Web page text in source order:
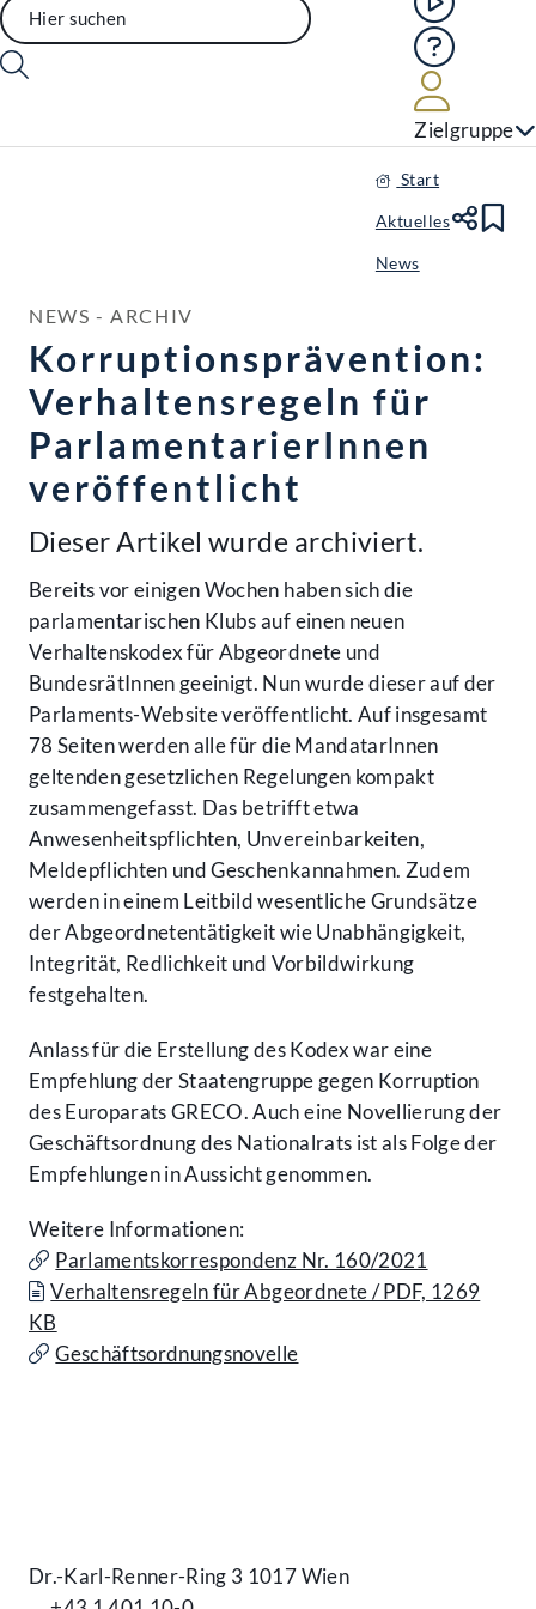
Hilfe
Zielgruppe
Start
Aktuelles
News
NEWS - ARCHIV
Korruptionsprävention:
Verhaltensregeln für
ParlamentarierInnen
veröffentlicht
Dieser Artikel wurde archiviert.
Bereits vor einigen Wochen haben sich die
parlamentarischen Klubs auf einen neuen
Verhaltenskodex für Abgeordnete und
BundesrätInnen geeinigt. Nun wurde dieser auf der
Parlaments-Website veröffentlicht. Auf insgesamt
78 Seiten werden alle für die MandatarInnen
geltenden gesetzlichen Regelungen kompakt
zusammengefasst. Das betrifft etwa
Anwesenheitspflichten, Unvereinbarkeiten,
Meldepflichten und Geschenkannahmen. Zudem
werden in einem Leitbild wesentliche Grundsätze
der Abgeordnetentätigkeit wie Unabhängigkeit,
Integrität, Redlichkeit und Vorbildwirkung
festgehalten.
Anlass für die Erstellung des Kodex war eine
Empfehlung der Staatengruppe gegen Korruption
des Europarats GRECO. Auch eine Novellierung der
Geschäftsordnung des Nationalrats ist als Folge der
Empfehlungen in Aussicht genommen.
Weitere Informationen:
Parlamentskorrespondenz Nr. 160/2021
Verhaltensregeln für Abgeordnete / PDF, 1269
KB
Geschäftsordnungsnovelle
Dr.-Karl-Renner-Ring 3 1017 Wien